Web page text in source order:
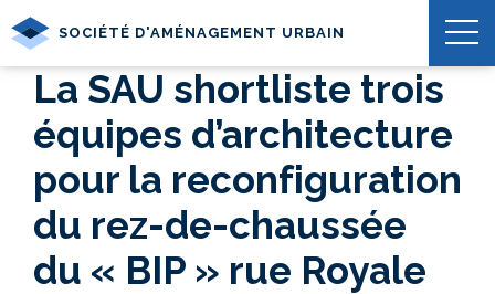
SOCIÉTÉ D'AMÉNAGEMENT URBAIN
La SAU shortliste trois
équipes d’architecture
pour la reconfiguration
du rez-de-chaussée
du « BIP » rue Royale